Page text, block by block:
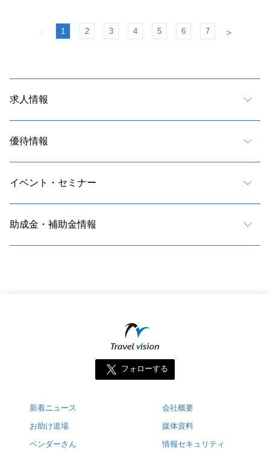
＜ 1 2 3 4 5 6 7 ＞
求人情報
優待情報
イベント・セミナー
助成金・補助金情報
フォローする
新着ニュース
お助け道場
ベンダーさん
会社概要
媒体資料
情報セキュリティ